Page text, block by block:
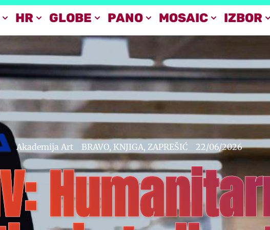
HR GLOBE PANO MOSAIC IZBOR
Akademija Art BRAVO, KNJIGA, ZAPREŠIĆ 22/06/2026